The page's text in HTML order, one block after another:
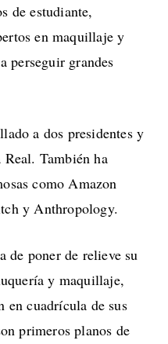
de estudiante,
en maquillaje y
perseguir grandes
a dos presidentes y
También ha
como Amazon
y Anthropology.
de poner de relieve su
y maquillaje,
en cuadrícula de sus
primeros planos de